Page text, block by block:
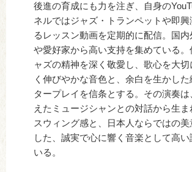
後進の育成にも力を注ぎ、自身の
ネルではジャズ・トランペットや即興
るレッスン動画を定期的に配信。国内
や愛好家から高い支持を集めている。
ャズの精神を深く敬愛し、歌心を大
く伸びやかな音色と、余白を生かし
タープレイを信条とする。その演奏は
えたミュージシャンとの対話から生ま
スウィング感と、日本人ならではの美
した、誠実で心に響く音楽として高い
いる。